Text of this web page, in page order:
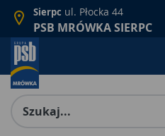
Sierpc ul. Płocka 44
PSB MRÓWKA SIERPC